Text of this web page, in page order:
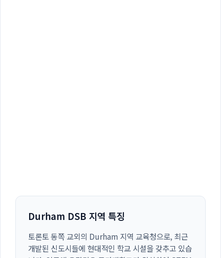
Durham DSB 지역 특징
토론토 동쪽 교외의 Durham 지역 교육청으로, 최근
개발된 신도시들에 현대적인 학교 시설을 갖추고 있습